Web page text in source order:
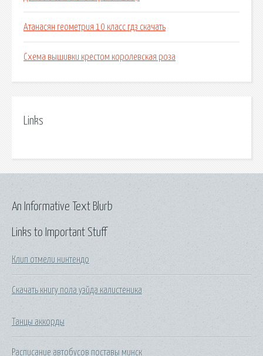
Атанасян геометрия 10 класс гдз скачать
Схема вышивки крестом королевская роза
Links
Links to Important Stuff
Клип отмели нинтендо
Скачать книгу пола уэйда калистеника
Танцы аккорды
Расписание автобусов поставы минск
An Informative Text Blurb